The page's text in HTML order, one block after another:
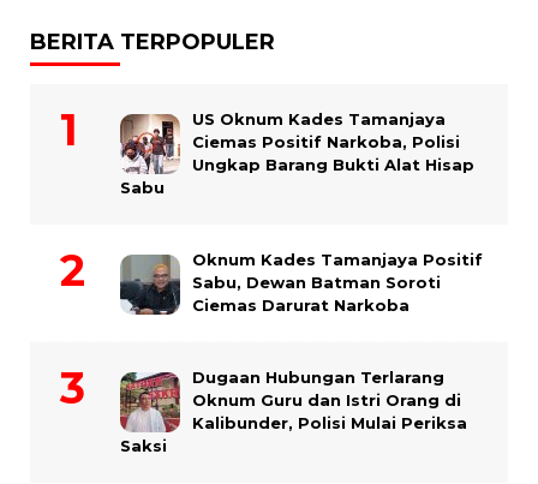
BERITA TERPOPULER
US Oknum Kades Tamanjaya
Ciemas Positif Narkoba, Polisi
Ungkap Barang Bukti Alat Hisap
Sabu
Oknum Kades Tamanjaya Positif
Sabu, Dewan Batman Soroti
Ciemas Darurat Narkoba
Dugaan Hubungan Terlarang
Oknum Guru dan Istri Orang di
Kalibunder, Polisi Mulai Periksa
Saksi